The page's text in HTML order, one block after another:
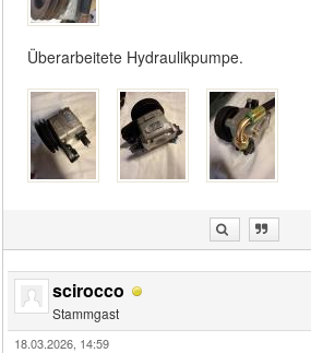
Überarbeitete Hydraulikpumpe.
scirocco
Stammgast
18.03.2026, 14:59